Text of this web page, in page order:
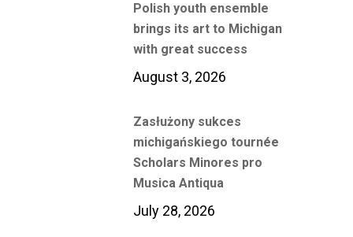
Polish youth ensemble
brings its art to Michigan
with great success
August 3, 2026
Zasłużony sukces
michigańskiego tournée
Scholars Minores pro
Musica Antiqua
July 28, 2026